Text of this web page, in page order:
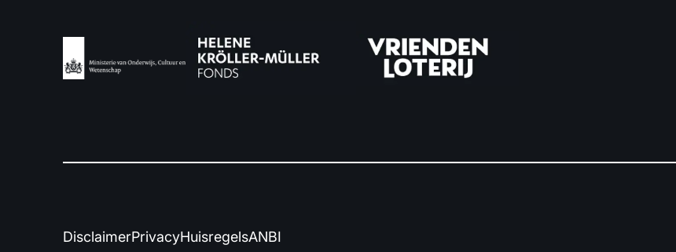
DisclaimerPrivacyHuisregelsANBI